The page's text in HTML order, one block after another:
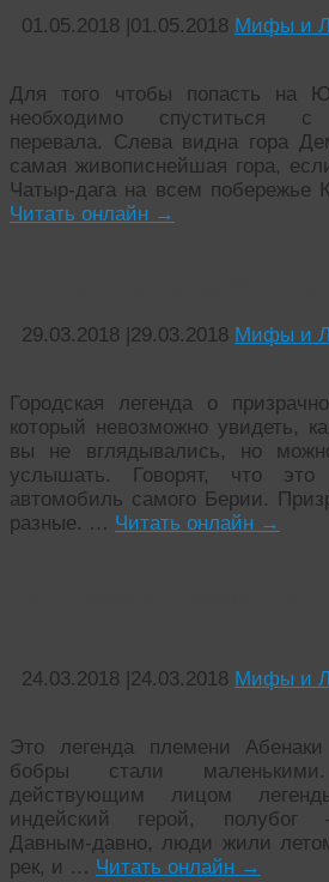
01.05.2018 |01.05.2018 Мифы и
Для того чтобы попасть на
необходимо спуститься с
перевала. Слева видна гора
самая живописнейшая гора,
Чатыр-дага на всем побережье
Читать онлайн →
29.03.2018 |29.03.2018 Мифы и
Городская легенда о
который невозможно увидеть,
вы не вглядывались, но
услышать. Говорят, что это
автомобиль самого Берии.
разные. … Читать онлайн →
24.03.2018 |24.03.2018 Мифы и
Это легенда племени
бобры стали
действующим лицом
индейский герой, полубог
Давным-давно, люди жили
рек, и … Читать онлайн →